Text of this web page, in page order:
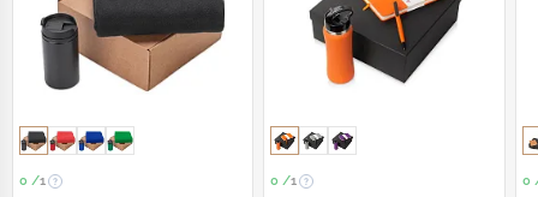
0 /1 0 /1 0